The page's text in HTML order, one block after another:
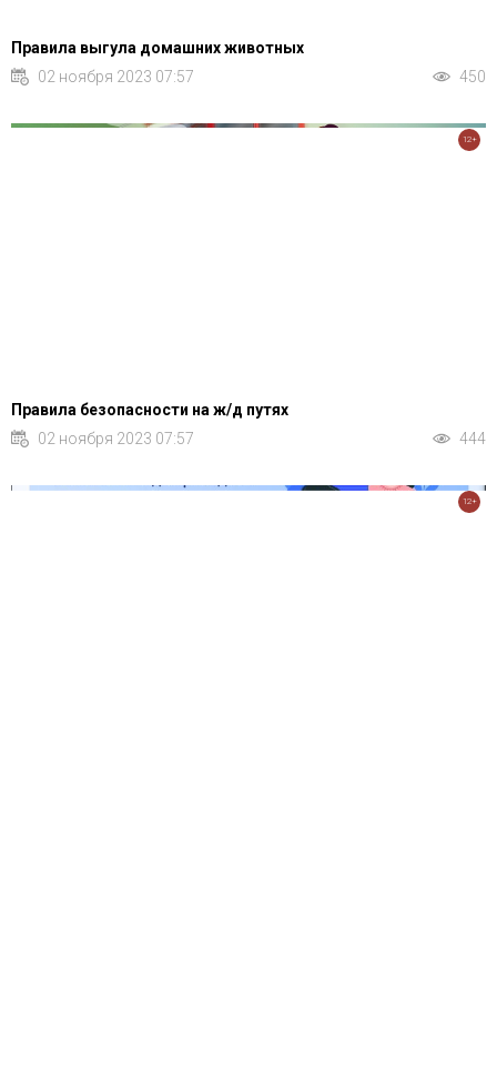
Правила выгула домашних животных
02 ноября 2023 07:57
450
Правила безопасности на ж/д путях
02 ноября 2023 07:57
444
12+
12+